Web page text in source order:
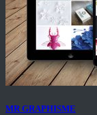
MR GRAPHISME